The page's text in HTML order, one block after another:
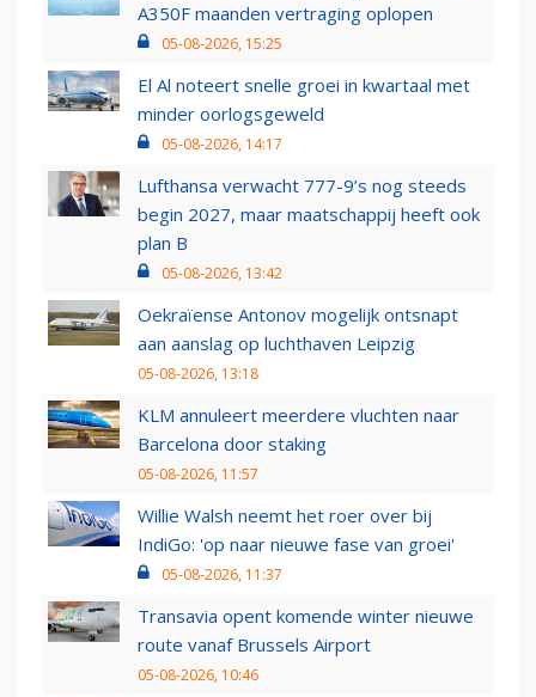
A350F maanden vertraging oplopen
05-08-2026, 15:25
El Al noteert snelle groei in kwartaal met
minder oorlogsgeweld
05-08-2026, 14:17
Lufthansa verwacht 777-9’s nog steeds
begin 2027, maar maatschappij heeft ook
plan B
05-08-2026, 13:42
Oekraïense Antonov mogelijk ontsnapt
aan aanslag op luchthaven Leipzig
05-08-2026, 13:18
KLM annuleert meerdere vluchten naar
Barcelona door staking
05-08-2026, 11:57
Willie Walsh neemt het roer over bij
IndiGo: 'op naar nieuwe fase van groei'
05-08-2026, 11:37
Transavia opent komende winter nieuwe
route vanaf Brussels Airport
05-08-2026, 10:46